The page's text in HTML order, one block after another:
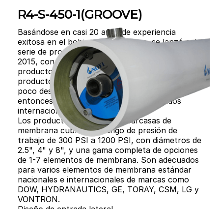
R4-S-450-1(GROOVE)
Basándose en casi 20 años de experiencia
exitosa en el bobinado de tanques, se lanzó esta
serie de productos de carcasas de membrana en
2015, con el objetivo de crear una colección de
productos para la industria del agua. Los
productos obtuvieron la certificación ASME
poco después del lanzamiento inicial y desde
entonces han alcanzado niveles avanzados
internacionales.
Los productos de la serie de carcasas de
membrana cubren un rango de presión de
trabajo de 300 PSI a 1200 PSI, con diámetros de
2.5", 4" y 8", y una gama completa de opciones
de 1-7 elementos de membrana. Son adecuados
para varios elementos de membrana estándar
nacionales e internacionales de marcas como
DOW, HYDRANAUTICS, GE, TORAY, CSM, LG y
VONTRON.